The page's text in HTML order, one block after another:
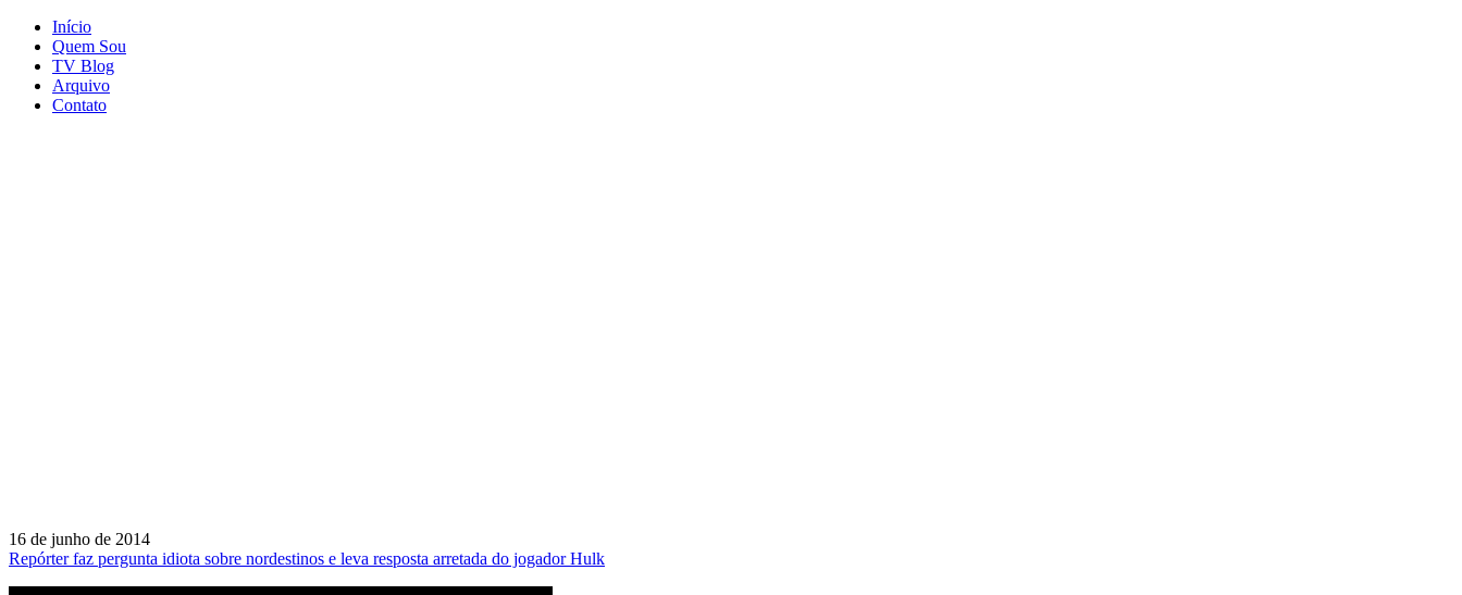
Início
Quem Sou
TV Blog
Arquivo
Contato
16 de junho de 2014
Repórter faz pergunta idiota sobre nordestinos e leva resposta arretada do jogador Hulk